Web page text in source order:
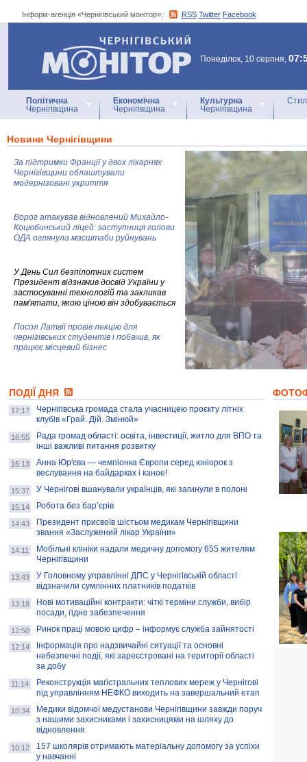
Інформ-агенція «Чернігівський монітор»: RSS Twitter Facebook
Інформ-агенція
«Чернігівський монітор»
Понеділок, 10 серпня,
Політична
Чернігівщина
Економічна
Чернігівщина
Культурна
Чернігівщина
Новини Чернігівщини
За підтримки Франції у двох лікарнях
Чернігівщини облаштували
модернізовані укриття
Ворог атакував відновлений Михайло-
Коцюбинський ліцей: заступниця голови
ОДА оглянула масштаби руйнувань
У День Сил безпілотних систем
Президент відзначив досвід України у
застосуванні технологій та закликав
пам'ятати, якою ціною він здобувається
Посол Латвії провів лекцію для
чернігівських студентів і побачив, як
працює місцевий бізнес
колекцію про війну, емоції та тварин
AB InBev Efes Україна підтримала
навчальний проєкт "Молодіжна бізнес-
школа", спрямований на розвиток
підприємництва у Чернігівській області
Золота тварина: видання Forbes
написало про чернігівця Патрона: хто і
скільки на ньому заробляє? І куди
витрачають?
ПОДІЇ ДНЯ
17:17
Чернігівська громада стала учасницею проєкту літніх
клубів «Грай. Дій. Змінюй»
16:55
Рада громад області: освіта, інвестиції, житло для ВПО та
інші важливі питання розвитку
16:13
Анна Юр'єва — чемпіонка Європи серед юніорок з
веслування на байдарках і каное!
15:37 У Чернігові вшанували українців, які загинули в полоні
15:14 Робота без бар’єрів
14:43
Президент присвоїв шістьом медикам Чернігівщини
звання «Заслужений лікар України»
14:11
Мобільні клініки надали медичну допомогу 655 жителям
Чернігівщини
13:43
У Головному управлінні ДПС у Чернігівській області
відзначили сумлінних платників податків
13:18
Нові мотиваційні контракти: чіткі терміни служби, вибір
посади, гідне забезпечення
12:50 Ринок праці мовою цифр – інформує служба зайнятості
12:14
Інформація про надзвичайні ситуації та основні
небезпечні події, які зареєстровані на території області
за добу
11:14
Реконструкція магістральних теплових мереж у Чернігові
під управлінням НЕФКО виходить на завершальний етап
10:34
Медики відомчої медустанови Чернігівщини завжди поруч
з нашими захисниками і захисницями на шляху до
відновлення
10:12
157 школярів отримають матеріальну допомогу за успіхи
у навчанні